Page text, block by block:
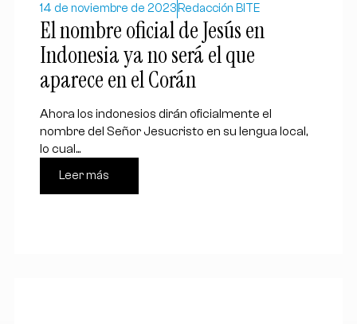
14 de noviembre de 2023 Redacción BITE
El nombre oficial de Jesús en
Indonesia ya no será el que
aparece en el Corán
Ahora los indonesios dirán oficialmente el
nombre del Señor Jesucristo en su lengua local,
lo cual...
Leer más